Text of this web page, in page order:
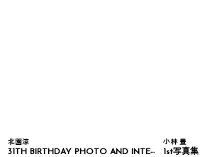
北園涼
31TH BIRTHDAY PHOTO AND INTERVIEW
小林 豊
1st写真集